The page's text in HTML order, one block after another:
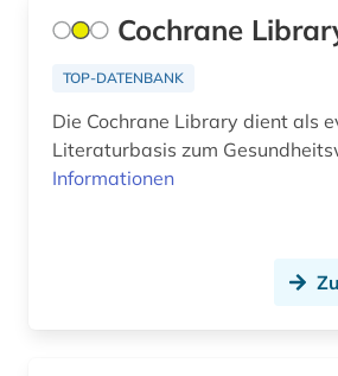
literaturwissenschaft (1)
maschinenwesen (1)
mathematik (3)
Cochrane
TOP-DATENBANK
Die Cochrane Library dient als
Literaturbasis zum
Informationen